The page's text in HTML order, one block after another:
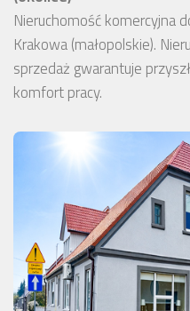
Nieruchomość komercyjna
Krakowa (małopolskie).
sprzedaż gwarantuje
komfort pracy.